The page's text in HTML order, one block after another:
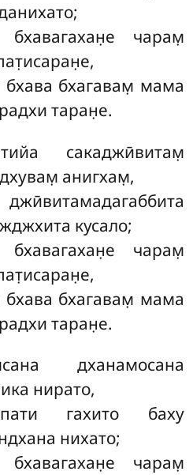
чарам̣
бхава бхагавам̣ мама
таран̣е.
сакаджӣвитам̣
анигхам̣,
кусало;
чарам̣
бхава бхагавам̣ мама
таран̣е.
дханамосана
нирато,
гахито баху
нихато;
чарам̣